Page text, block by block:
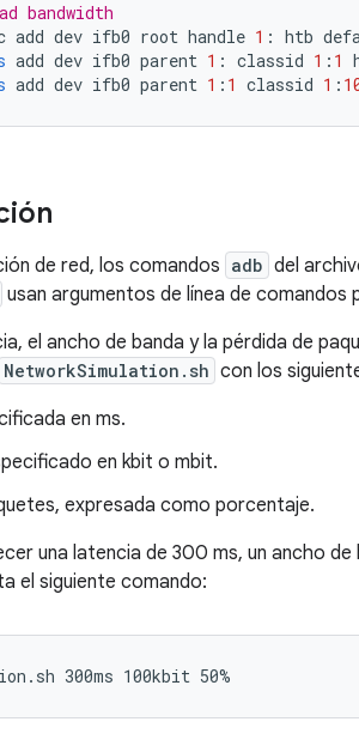
bandwidth
add dev ifb0 root handle 1 : htb
add dev ifb0 parent 1 : classid 1 : 1
add dev ifb0 parent 1 : 1 classid 1 :
de red, los comandos adb del
usan argumentos de línea de comandos
el ancho de banda y la pérdida de
NetworkSimulation.sh con los
en ms.
en kbit o mbit.
expresada como porcentaje.
una latencia de 300 ms, un ancho
el siguiente comando: